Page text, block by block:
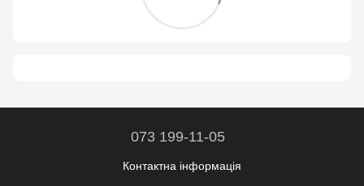
073 199-11-05
Контактна інформація